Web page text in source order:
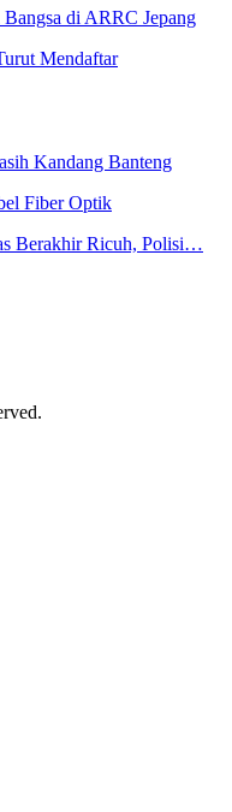
di ARRC Jepang
Mendaftar
Kandang Banteng
Fiber Optik
Berakhir Ricuh, Polisi…